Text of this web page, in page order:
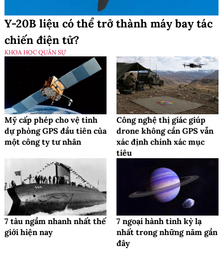
Y-20B liệu có thể trở thành máy bay tác
chiến điện tử?
KHOA HỌC QUÂN SỰ
Mỹ cấp phép cho vệ tinh
dự phòng GPS đầu tiên của
một công ty tư nhân
Công nghệ thị giác giúp
drone không cần GPS vẫn
xác định chính xác mục
tiêu
7 tàu ngầm nhanh nhất thế
giới hiện nay
7 ngoại hành tinh kỳ lạ
nhất trong những năm gần
đây